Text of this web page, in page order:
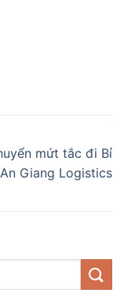
mứt tắc đi Bỉ
Giang Logistics